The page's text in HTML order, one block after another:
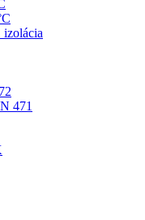
izolácia
471